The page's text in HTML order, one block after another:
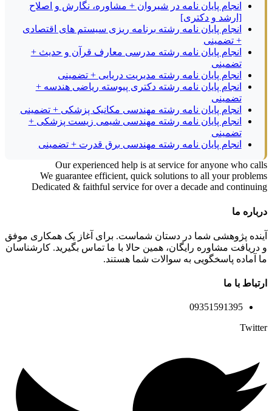
انجام پایان نامه در شیروان + مشاوره، نگارش و اصلاح
[ارشد و دکتری]
انجام پایان نامه رشته برنامه ریزی سیستم های اقتصادی
+ تضمینی
انجام پایان نامه رشته مدرسی معارف قرآن و حدیث +
تضمینی
انجام پایان نامه رشته مدیریت دریایی + تضمینی
انجام پایان نامه رشته دکتری پیوسته ریاضی هندسه +
تضمینی
انجام پایان نامه رشته مهندسی مکانیک پزشکی + تضمینی
انجام پایان نامه رشته مهندسی شیمی زیست پزشکی +
تضمینی
انجام پایان نامه رشته مهندسی برق قدرت + تضمینی
Our experienced help is at service for anyone who calls
We guarantee efficient, quick solutions to all your problems
Dedicated & faithful service for over a decade and continuing
درباره ما
آینده پژوهشی شما در دستان شماست. برای آغاز یک همکاری موفق
و دریافت مشاوره رایگان، همین حالا با ما تماس بگیرید. کارشناسان
ما آماده پاسخگویی به سوالات شما هستند.
ارتباط با ما
09351591395
Twitter